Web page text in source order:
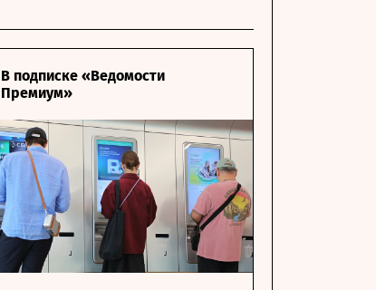
В подписке «Ведомости
Премиум»